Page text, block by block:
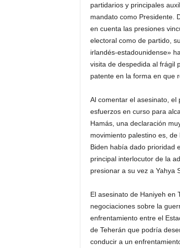
partidarios y principales
mandato como Presidente.
en cuenta las presiones
electoral como de partido,
irlandés-estadounidense»
visita de despedida al frágil
patente en la forma en que
Al comentar el asesinato, el
esfuerzos en curso para
Hamás, una declaración
movimiento palestino es,
Biden había dado prioridad
principal interlocutor de la
presionar a su vez a Yahya
El asesinato de Haniyeh en
negociaciones sobre la
enfrentamiento entre el
de Teherán que podría
conducir a un